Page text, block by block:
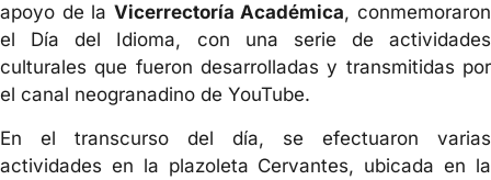
apoyo de la Vicerrectoría Académica, conmemoraron
el Día del Idioma, con una serie de actividades
culturales que fueron desarrolladas y transmitidas por
el canal neogranadino de YouTube.
En el transcurso del día, se efectuaron varias
actividades en la plazoleta Cervantes, ubicada en la